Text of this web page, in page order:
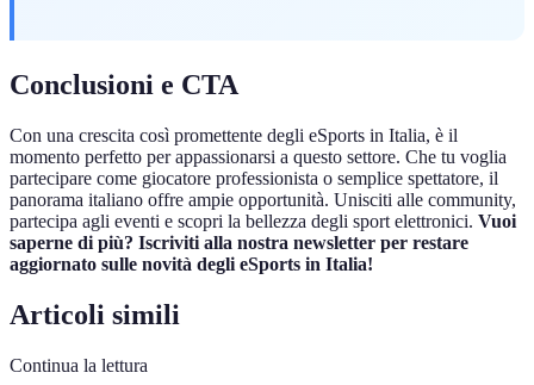
Conclusioni e CTA
Con una crescita così promettente degli eSports in Italia, è il
momento perfetto per appassionarsi a questo settore. Che tu voglia
partecipare come giocatore professionista o semplice spettatore, il
panorama italiano offre ampie opportunità. Unisciti alle community,
partecipa agli eventi e scopri la bellezza degli sport elettronici. Vuoi
saperne di più? Iscriviti alla nostra newsletter per restare
aggiornato sulle novità degli eSports in Italia!
Articoli simili
Continua la lettura